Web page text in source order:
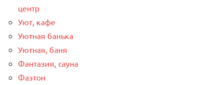
центр
Уют, кафе
Уютная банька
Уютная, баня
Фантазия, сауна
Фаэтон